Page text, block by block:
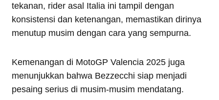
tekanan, rider asal Italia ini tampil dengan
konsistensi dan ketenangan, memastikan dirinya
menutup musim dengan cara yang sempurna.
Kemenangan di MotoGP Valencia 2025 juga
menunjukkan bahwa Bezzecchi siap menjadi
pesaing serius di musim-musim mendatang.